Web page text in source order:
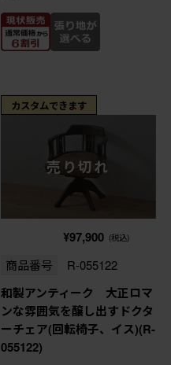
カスタムできます
売り切れ
¥97,900 (税込)
商品番号 R-055122
和製アンティーク 大正ロマ
ンな雰囲気を醸し出すドクタ
ーチェア(回転椅子、イス)(R-
055122)